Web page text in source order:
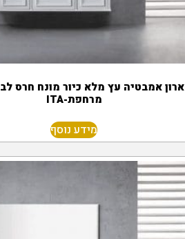
ארון אמבטיה עץ מלא כיור מונח חרס
מרחפת-ITA
מידע נוסף